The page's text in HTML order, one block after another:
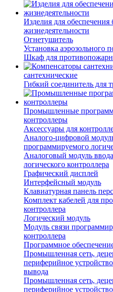
Изделия для обеспечения
жизнедеятельности
Огнетушитель
Установка аэрозольного
Шкаф для
сантехнические
Гибкий соединитель для
Промышленные
контроллеры
Аксессуары для
Аналого-цифровой
программируемого
Аналоговый модуль
логического контроллера
Графический дисплей
Интерфейсный модуль
Клавиатурная панель
Комплект кабелей для
контроллера
Логический модуль
Модуль связи
контроллера
Программное
Промышленная сеть,
периферийное
вывода
Промышленная сеть,
периферийное